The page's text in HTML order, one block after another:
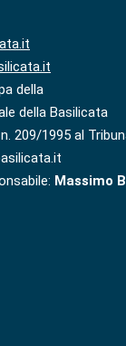
della
della Basilicata
209/1995 al
Massimo